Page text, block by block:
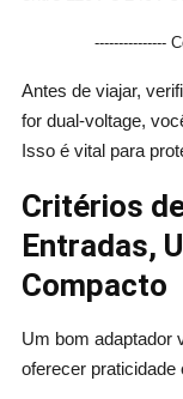
---------------
Antes de viajar,
for dual-voltage,
Isso é vital para
Critérios
Entradas,
Compacto
Um bom adaptador
oferecer praticidade